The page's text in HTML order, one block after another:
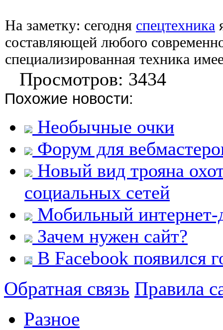
На заметку: сегодня спецтехника
составляющей любого
специализированная техника
Просмотров: 3434
Похожие новости:
Необычные очки
Форум для
Новый вид трояна
социальных сетей
Мобильный интернет-
Зачем нужен сайт?
В Facebook появился
Обратная связь Правила
Разное